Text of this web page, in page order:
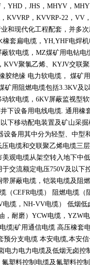
， YHD ， JHS ， MHYV ，
， KVVRP ， KVVRP-22 ， VV ，
和现代化工程配套，并多
橡套扁电缆， YH,YHF电焊机
软电缆， MZ煤矿用电钻电
KVV聚氯乙烯、 KYJV交联聚
胶绝缘 电力软电缆， 煤矿
矿用阻燃电缆包括3.3KV及
软电缆， 6KV屏蔽监视型软
下设备用电线电缆. 通用橡
下移动配电装置及矿山采
备用其中分为轻型、中型
电缆和交联聚乙烯电缆三
观电缆从架空转入地下中
于交流额定电压750V及以下
屏蔽电缆，铠装电缆及阻
（CEFR电缆） 阻燃电缆（
电缆， NH-VV电缆） 低烟低
，耐磨） YCW电缆， YZW
缆 矿用通信电缆 高压橡套
预分支电缆 本安电缆,本安
电力电力电缆及低烟无卤控
氟塑料控制电缆及氟塑料控